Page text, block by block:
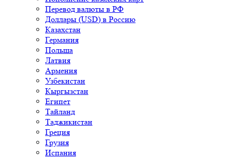
Перевод валюты в РФ
Доллары (USD) в Россию
Казахстан
Германия
Польша
Латвия
Армения
Узбекистан
Кыргызстан
Египет
Тайланд
Таджикистан
Греция
Грузия
Испания